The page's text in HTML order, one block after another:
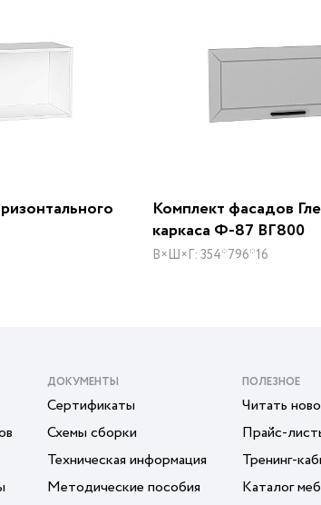
Комплект фасадов
каркаса Ф-87 ВГ800
В×Ш×Г: 354*796*16
ДОКУМЕНТЫ
Сертификаты
Схемы сборки
Техническая информация
Методические пособия
ПОЛЕЗНОЕ
Читать
Прайс-
Тренинг-
Каталог